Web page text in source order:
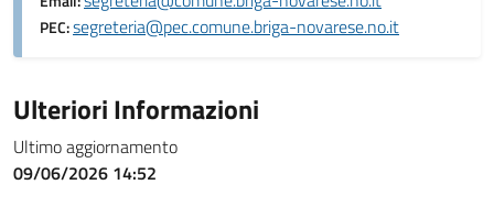
PEC:segreteria@pec.comune.briga-novarese.no.it
Ulteriori Informazioni
Ultimo aggiornamento
09/06/2026 14:52